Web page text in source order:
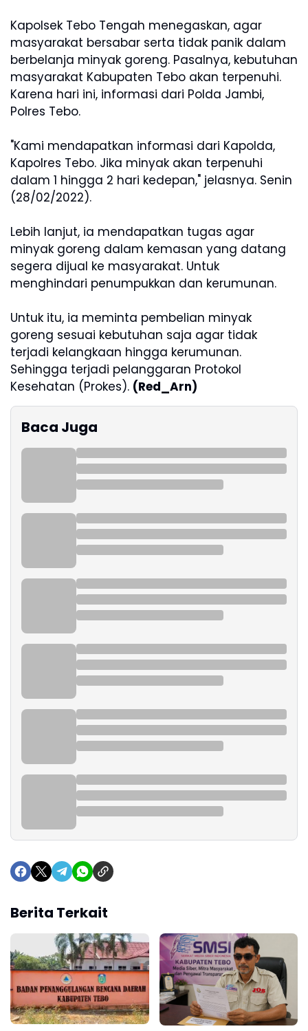
Kapolsek Tebo Tengah menegaskan, agar
masyarakat bersabar serta tidak panik dalam
berbelanja minyak goreng. Pasalnya, kebutuhan
masyarakat Kabupaten Tebo akan terpenuhi.
Karena hari ini, informasi dari Polda Jambi,
Polres Tebo.
"Kami mendapatkan informasi dari Kapolda,
Kapolres Tebo. Jika minyak akan terpenuhi
dalam 1 hingga 2 hari kedepan," jelasnya. Senin
(28/02/2022).
Lebih lanjut, ia mendapatkan tugas agar
minyak goreng dalam kemasan yang datang
segera dijual ke masyarakat. Untuk
menghindari penumpukkan dan kerumunan.
Untuk itu, ia meminta pembelian minyak
goreng sesuai kebutuhan saja agar tidak
terjadi kelangkaan hingga kerumunan.
Sehingga terjadi pelanggaran Protokol
Kesehatan (Prokes). (Red_Arn)
Baca Juga
Berita Terkait